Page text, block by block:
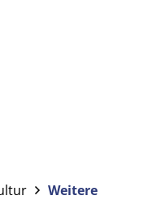
Weitere